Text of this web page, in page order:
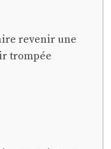
revenir une
trompée